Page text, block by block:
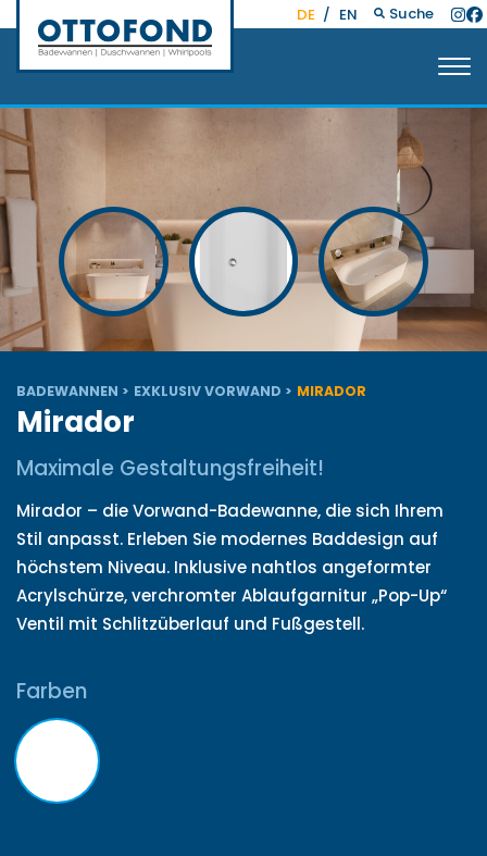
DE / EN Suche
BADEWANNEN EXKLUSIV VORWAND MIRADOR
Mirador
Maximale Gestaltungsfreiheit!
Mirador – die Vorwand-Badewanne, die sich Ihrem
Stil anpasst. Erleben Sie modernes Baddesign auf
höchstem Niveau. Inklusive nahtlos angeformter
Acrylschürze, verchromter Ablaufgarnitur „Pop-Up“
Ventil mit Schlitzüberlauf und Fußgestell.
Farben